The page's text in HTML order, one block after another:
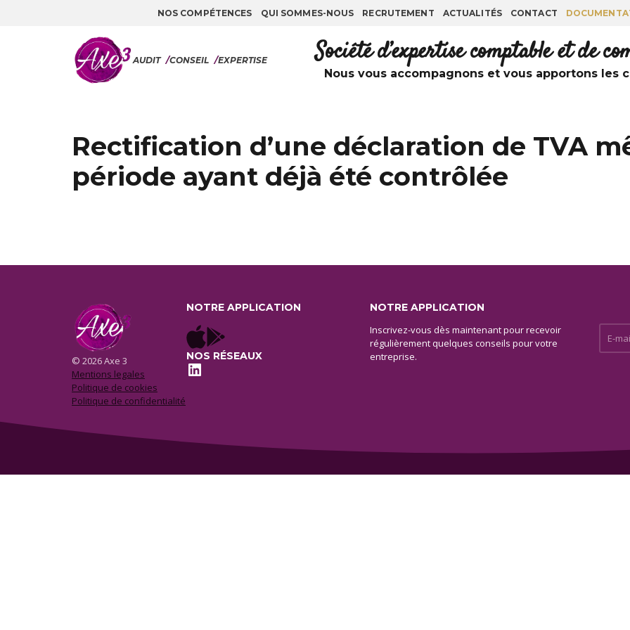
NOS COMPÉTENCES QUI SOMMES-NOUS RECRUTEMENT ACTUALITÉS CONTACT
AUDIT /CONSEIL /EXPERTISE Société d’expertise comptable et de
Nous vous accompagnons et vous apportons les
Rectification d’une déclaration de TVA
période ayant déjà été contrôlée
© 2026 Axe 3
Mentions legales
Politique de cookies
Politique de confidentialité
NOTRE APPLICATION
NOS RÉSEAUX
LinkedIn
NOTRE APPLICATION
Inscrivez-vous dès maintenant pour recevoir
régulièrement quelques conseils pour votre
entreprise.